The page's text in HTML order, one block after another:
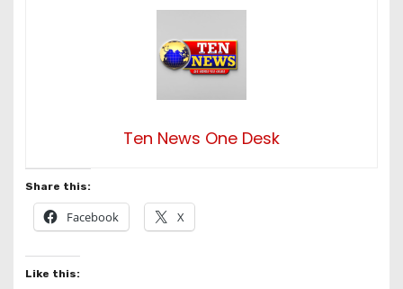
Ten News One Desk
Share this:
Facebook X
Like this: